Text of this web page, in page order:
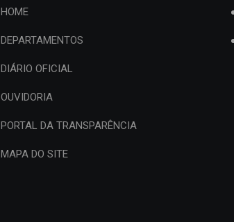
HOME
DEPARTAMENTOS
DIÁRIO OFICIAL
OUVIDORIA
PORTAL DA TRANSPARÊNCIA
MAPA DO SITE